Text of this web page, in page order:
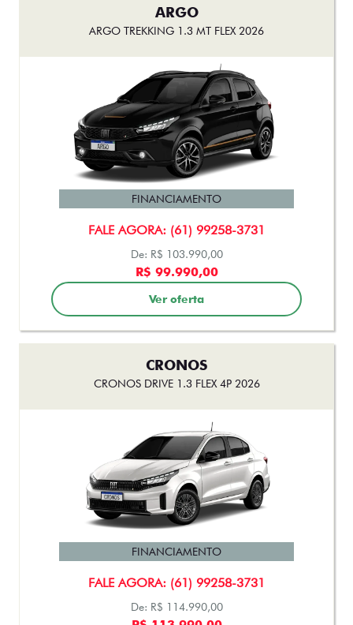
ARGO
ARGO TREKKING 1.3 MT FLEX 2026
FALE AGORA: (61) 99258-3731
FINANCIAMENTO
De: R$ 103.990,00
R$ 99.990,00
Ver oferta
CRONOS
CRONOS DRIVE 1.3 FLEX 4P 2026
FALE AGORA: (61) 99258-3731
FINANCIAMENTO
De: R$ 114.990,00